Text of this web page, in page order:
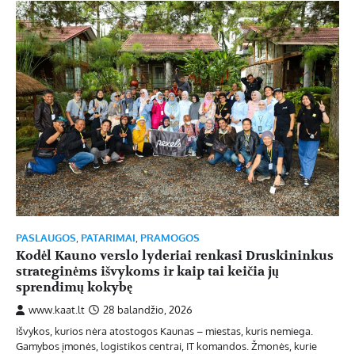
PASLAUGOS, PATARIMAI, PRAMOGOS
Kodėl Kauno verslo lyderiai renkasi Druskininkus
strateginėms išvykoms ir kaip tai keičia jų
sprendimų kokybę
www.kaat.lt
28 balandžio, 2026
Išvykos, kurios nėra atostogos Kaunas – miestas, kuris nemiega.
Gamybos įmonės, logistikos centrai, IT komandos. Žmonės, kurie